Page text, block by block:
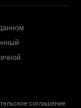
соглашение